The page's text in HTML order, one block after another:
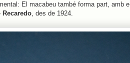
El macabeu també forma part, amb el
Recaredo, des de 1924.